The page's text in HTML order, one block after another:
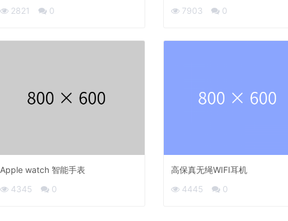
2821
0
7903
0
Apple watch 智能手表
4345
0
高保真无绳WIFI耳机
4445
0